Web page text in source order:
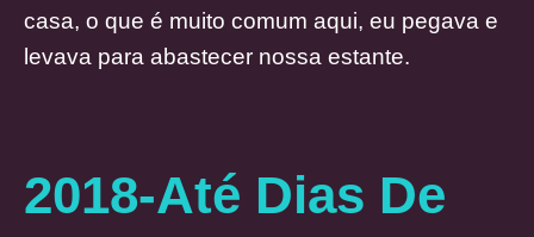
casa, o que é muito comum aqui, eu pegava e
levava para abastecer nossa estante.
2018-Até Dias De